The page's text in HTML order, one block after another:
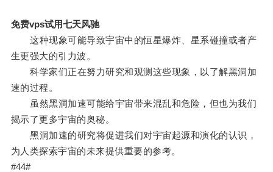
免费vps试用七天风驰
这种现象可能导致宇宙中的恒星爆炸、星系碰撞或者产
生更强大的引力波。
科学家们正在努力研究和观测这些现象，以了解黑洞加
速的过程。
虽然黑洞加速可能给宇宙带来混乱和危险，但也为我们
揭示了更多宇宙的奥秘。
黑洞加速的研究将促进我们对宇宙起源和演化的认识，
为人类探索宇宙的未来提供重要的参考。
#44#